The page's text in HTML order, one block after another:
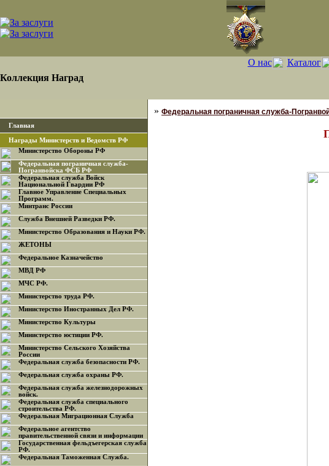
Коллекция Наград
О нас Каталог
Главная
Награды Министерств и Ведомств РФ
Министерство Обороны РФ
Федеральная пограничная служба-
Погранвойска ФСБ РФ
Федеральная служба Войск
Национальной Гвардии РФ
Главное Управление Специальных
Программ.
Минтранс России
Служба Внешней Разведки РФ.
Министерство Образования и Науки РФ.
ЖЕТОНЫ
Федеральное Казначейство
МВД РФ
МЧС РФ.
Министерство труда РФ.
Министерство Иностранных Дел РФ.
Министерство Культуры
Министерство юстиции РФ.
Министерство Сельского Хозяйства
России
Федеральная служба безопасности РФ.
Федеральная служба охраны РФ.
Федеральная служба железнодорожных
войск.
Федеральная служба специального
строительства РФ.
Федеральная Миграционная Служба
Федеральное агентство
правительственной связи и информации
Государственная фельдъегерская служба
РФ.
Федеральная Таможенная Служба.
» Федеральная пограничная служба-